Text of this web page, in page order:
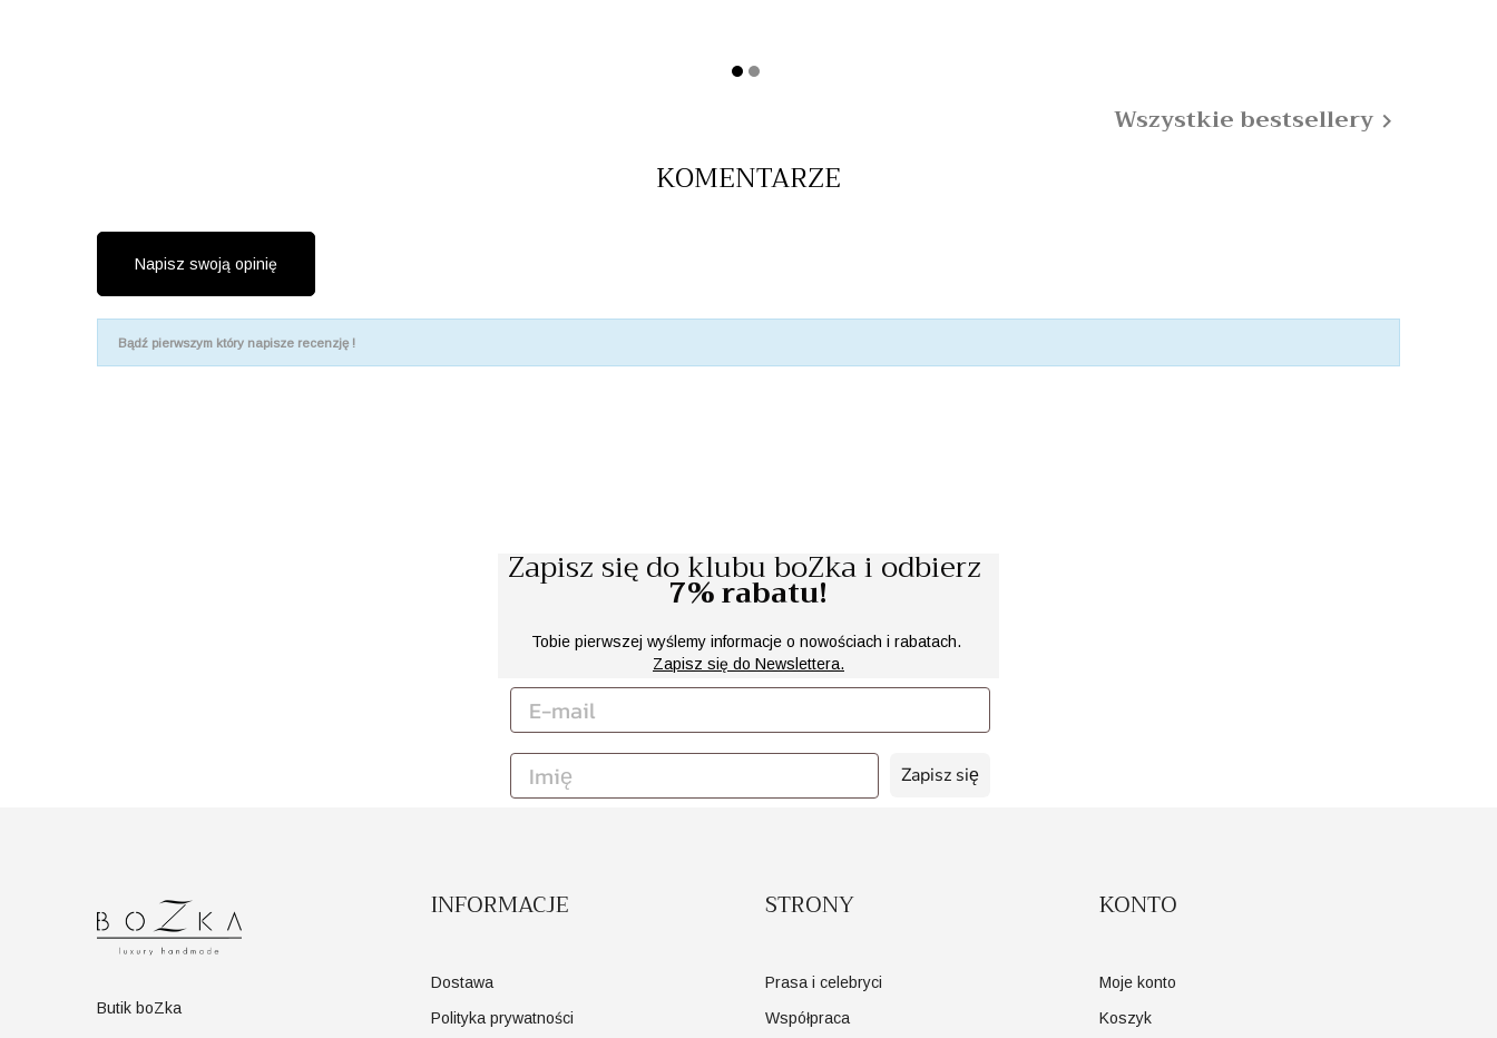
Wszystkie bestsellery 
KOMENTARZE
Napisz swoją opinię
Bądź pierwszym który napisze recenzję !
Zapisz się do klubu boZka i odbierz
7% rabatu!
Tobie pierwszej wyślemy informacje o nowościach i rabatach.
Zapisz się do Newslettera.
Zapisz się
Butik boZka
INFORMACJE
Dostawa
Polityka prywatności
STRONY
Prasa i celebryci
Współpraca
KONTO
Moje konto
Koszyk